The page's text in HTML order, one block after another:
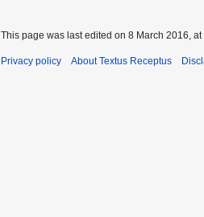
This page was last edited on 8 March 2016, at
Privacy policy About Textus Receptus